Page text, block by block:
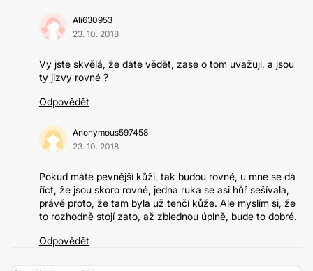
Ali630953
23. 10. 2018
Vy jste skvělá, že dáte vědět, zase o tom uvažuji, a jsou
ty jizvy rovné ?
Odpovědět
Anonymous597458
23. 10. 2018
Pokud máte pevnější kůži, tak budou rovné, u mne se dá
říct, že jsou skoro rovné, jedna ruka se asi hůř sešívala,
právě proto, že tam byla už tenčí kůže. Ale myslím si, že
to rozhodně stojí zato, až zblednou úplně, bude to dobré.
Odpovědět